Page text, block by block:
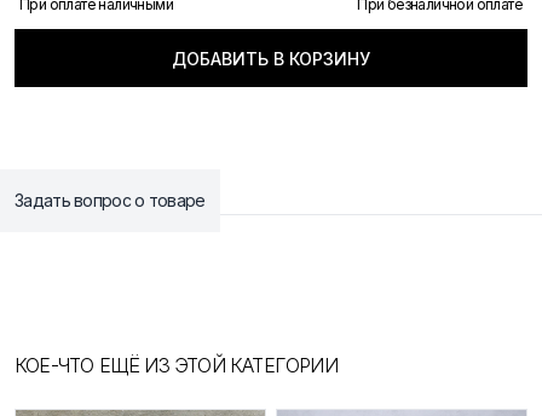
При оплате наличными При безналичной оплате
ДОБАВИТЬ В КОРЗИНУ
Задать вопрос о товаре
КОЕ-ЧТО ЕЩЁ ИЗ ЭТОЙ КАТЕГОРИИ